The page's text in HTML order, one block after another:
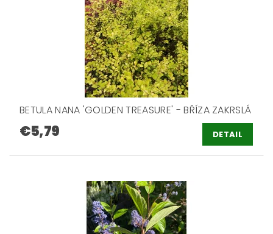
BETULA NANA 'GOLDEN TREASURE' - BŘÍZA ZAKRSLÁ
€5,79 DETAIL